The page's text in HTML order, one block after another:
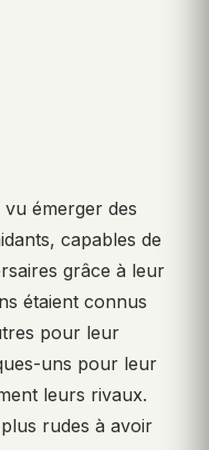
émerger des
capables de
grâce à leur
étaient connus
pour leur
uns pour leur
leurs rivaux.
rudes à avoir